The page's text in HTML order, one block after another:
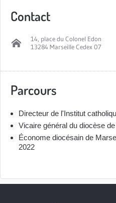
Contact
14, place du Colonel Edon
13284 Marseille Cedex 07
Parcours
Directeur de l'Institut
Vicaire général du diocèse
Économe diocésain de
2022